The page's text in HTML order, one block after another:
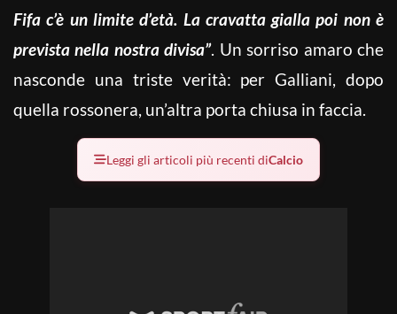
Fifa c’è un limite d’età. La cravatta gialla poi non è
prevista nella nostra divisa”. Un sorriso amaro che
nasconde una triste verità: per Galliani, dopo
quella rossonera, un’altra porta chiusa in faccia.
Leggi gli articoli più recenti diCalcio